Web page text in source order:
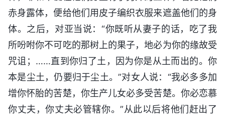
赤身露体，便给他们用皮子编织衣服来遮盖他们的身
体。之后，对亚当说：“你既听从妻子的话，吃了我
所吩咐你不可吃的那树上的果子，地必为你的缘故受
咒诅；……直到你归了土，因为你是从土而出的。你
本是尘土，仍要归于尘土。”对女人说：“我必多多加
增你怀胎的苦楚，你生产儿女必多受苦楚。你必恋慕
你丈夫，你丈夫必管辖你。”从此以后将他们赶出了